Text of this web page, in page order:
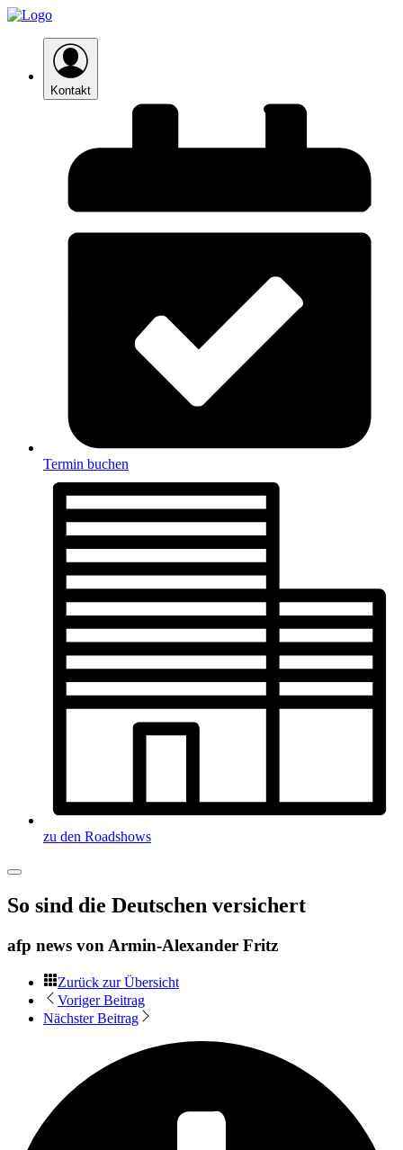
Kontakt
Termin buchen
zu den Roadshows
So sind die Deutschen versichert
afp news von Armin-Alexander Fritz
Zurück zur Übersicht
Voriger Beitrag
Nächster Beitrag